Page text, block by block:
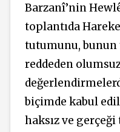
Barzanî’nin
toplantıda
tutumunu, bunun
reddeden
biçimde kabul
haksız ve gerçeği